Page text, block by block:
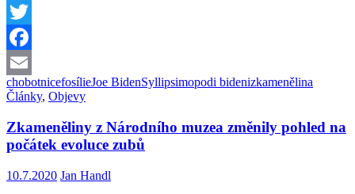
po
prezidentu
Twitter
Facebook
Email
chobotnicefosílieJoe BidenSyllipsimopodi bidenizkamenělina
Články, Objevy
Zkameněliny z Národního muzea změnily pohled na
počátek evoluce zubů
10.7.2020 Jan Handl